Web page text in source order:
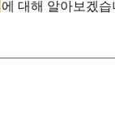
에 대해 알아보겠